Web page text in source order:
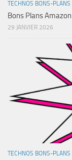
TECHNOS BONS-PLANS
Bons Plans
29 JANVIER 2026
TECHNOS BONS-PLANS